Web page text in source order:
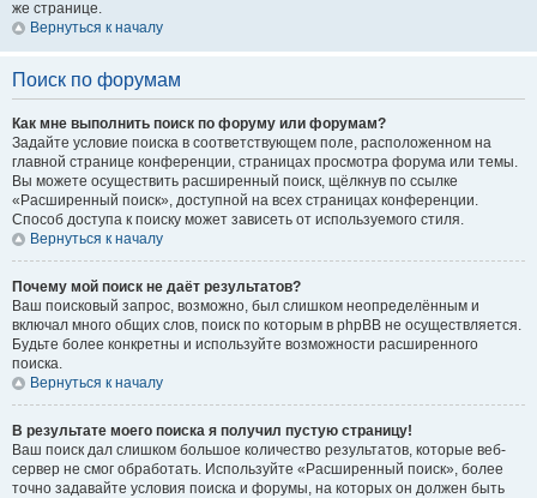
же странице.
Вернуться к началу
Поиск по форумам
Как мне выполнить поиск по форуму или форумам?
Задайте условие поиска в соответствующем поле, расположенном на
главной странице конференции, страницах просмотра форума или темы.
Вы можете осуществить расширенный поиск, щёлкнув по ссылке
«Расширенный поиск», доступной на всех страницах конференции.
Способ доступа к поиску может зависеть от используемого стиля.
Вернуться к началу
Почему мой поиск не даёт результатов?
Ваш поисковый запрос, возможно, был слишком неопределённым и
включал много общих слов, поиск по которым в phpBB не осуществляется.
Будьте более конкретны и используйте возможности расширенного
поиска.
Вернуться к началу
В результате моего поиска я получил пустую страницу!
Ваш поиск дал слишком большое количество результатов, которые веб-
сервер не смог обработать. Используйте «Расширенный поиск», более
точно задавайте условия поиска и форумы, на которых он должен быть